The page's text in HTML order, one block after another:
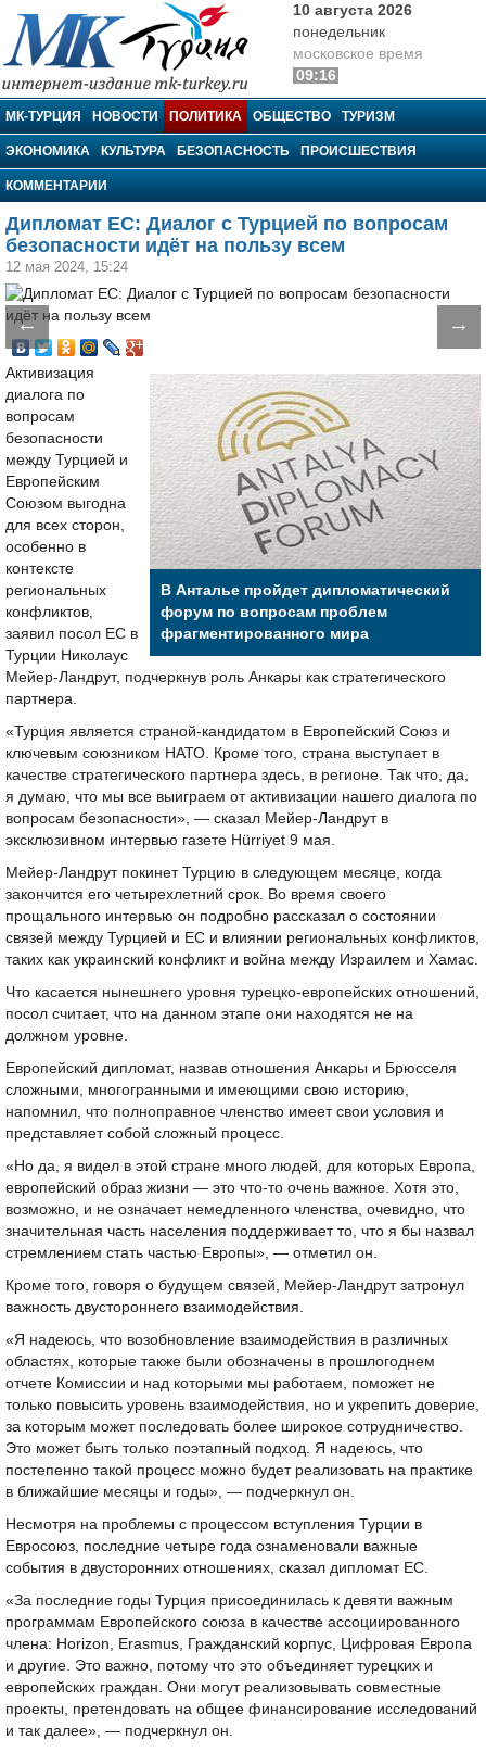
МК-Турция
10 августа 2026
понедельник
московское время
09:16
МК-ТУРЦИЯ НОВОСТИ ПОЛИТИКА ОБЩЕСТВО ТУРИЗМ
ЭКОНОМИКА КУЛЬТУРА БЕЗОПАСНОСТЬ ПРОИСШЕСТВИЯ
КОММЕНТАРИИ
Дипломат ЕС: Диалог с Турцией по вопросам
безопасности идёт на пользу всем
12 мая 2024, 15:24
← →
В Анталье пройдет дипломатический
форум по вопросам проблем
фрагментированного мира
Активизация
диалога по
вопросам
безопасности
между Турцией и
Европейским
Союзом выгодна
для всех сторон,
особенно в
контексте
региональных
конфликтов,
заявил посол ЕС в
Турции Николаус
Мейер-Ландрут, подчеркнув роль Анкары как стратегического
партнера.
«Турция является страной-кандидатом в Европейский Союз и
ключевым союзником НАТО. Кроме того, страна выступает в
качестве стратегического партнера здесь, в регионе. Так что, да,
я думаю, что мы все выиграем от активизации нашего диалога по
вопросам безопасности», — сказал Мейер-Ландрут в
эксклюзивном интервью газете Hürriyet 9 мая.
Мейер-Ландрут покинет Турцию в следующем месяце, когда
закончится его четырехлетний срок. Во время своего
прощального интервью он подробно рассказал о состоянии
связей между Турцией и ЕС и влиянии региональных конфликтов,
таких как украинский конфликт и война между Израилем и Хамас.
Что касается нынешнего уровня турецко-европейских отношений,
посол считает, что на данном этапе они находятся не на
должном уровне.
Европейский дипломат, назвав отношения Анкары и Брюсселя
сложными, многогранными и имеющими свою историю,
напомнил, что полноправное членство имеет свои условия и
представляет собой сложный процесс.
«Но да, я видел в этой стране много людей, для которых Европа,
европейский образ жизни — это что-то очень важное. Хотя это,
возможно, и не означает немедленного членства, очевидно, что
значительная часть населения поддерживает то, что я бы назвал
стремлением стать частью Европы», — отметил он.
Кроме того, говоря о будущем связей, Мейер-Ландрут затронул
важность двустороннего взаимодействия.
«Я надеюсь, что возобновление взаимодействия в различных
областях, которые также были обозначены в прошлогоднем
отчете Комиссии и над которыми мы работаем, поможет не
только повысить уровень взаимодействия, но и укрепить доверие,
за которым может последовать более широкое сотрудничество.
Это может быть только поэтапный подход. Я надеюсь, что
постепенно такой процесс можно будет реализовать на практике
в ближайшие месяцы и годы», — подчеркнул он.
Несмотря на проблемы с процессом вступления Турции в
Евросоюз, последние четыре года ознаменовали важные
события в двусторонних отношениях, сказал дипломат ЕС.
«За последние годы Турция присоединилась к девяти важным
программам Европейского союза в качестве ассоциированного
члена: Horizon, Erasmus, Гражданский корпус, Цифровая Европа
и другие. Это важно, потому что это объединяет турецких и
европейских граждан. Они могут реализовывать совместные
проекты, претендовать на общее финансирование исследований
и так далее», — подчеркнул он.